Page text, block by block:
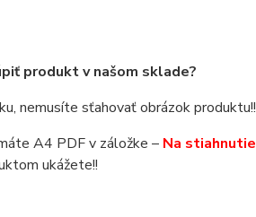
produkt v našom sklade?
nemusíte sťahovať obrázok produktu!!
A4 PDF v záložke – Na stiahnutie
ukážete!!